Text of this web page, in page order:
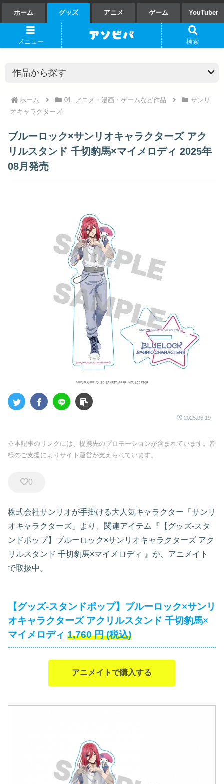
ホーム グッズ アニメ ゲーム YouTuber
ホーム 01. アニメ・漫画・ゲームなど作品
サンリ
オキャラクターズ
ブルーロック×サンリオキャラクターズ アク
リルスタンド 千切豹馬×マイメロディ 2025年
08月発売
2025.06.19
※本記事のリンクには、提携先のプロモーションが含まれています。皆
様のご支援によりサイト運営が支えられています。
0
株式会社サンリオが手掛ける大人気キャラクター「サンリ
オキャラクターズ」より、関連アイテム『【グッズ-スタ
ンドポップ】ブルーロック×サンリオキャラクターズ アク
リルスタンド 千切豹馬×マイメロディ
』が、アニメイト
で取扱中。
【グッズ-スタンドポップ】ブルーロック×サンリ
オキャラクターズ アクリルスタンド 千切豹馬×
マイメロディ 1,760 円 (税込)
アニメイトで購入する
メニュー 検索